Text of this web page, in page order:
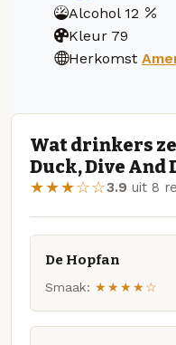
Alcohol 12
Kleur 79
Herkomst
Wat drinkers
Duck, Dive And
★★★☆☆3.9 uit 8
De Hopfan
Smaak: ★★★★☆